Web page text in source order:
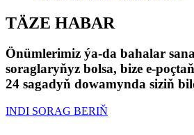
TÄZE HABAR
Önümlerimiz ýa-da bahalar
soraglaryňyz bolsa, bize e-
24 sagadyň dowamynda siziň
INDI SORAG BERIŇ